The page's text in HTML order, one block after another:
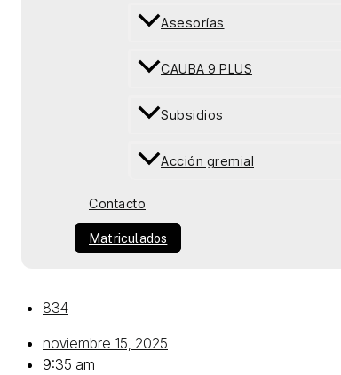
Asesorías
CAUBA 9 PLUS
Subsidios
Acción gremial
Contacto
Matriculados
834
noviembre 15, 2025
9:35 am